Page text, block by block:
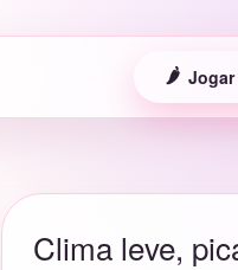
🌶️
Clima leve,